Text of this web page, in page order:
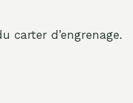
carter d’engrenage.